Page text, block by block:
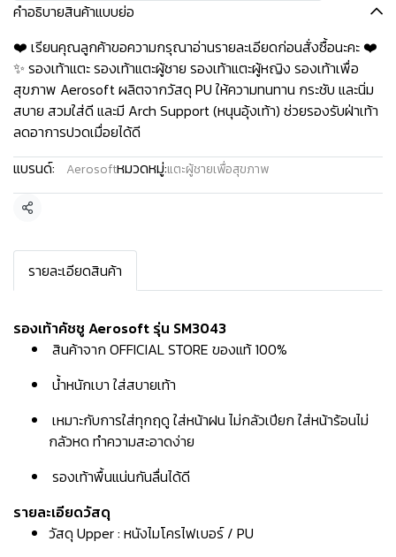
คำอธิบายสินค้าแบบย่อ
❤️ เรียนคุณลูกค้าขอความกรุณาอ่านรายละเอียดก่อนสั่งซื้อนะคะ️️ ️❤️
✨ รองเท้าแตะ รองเท้าแตะผู้ชาย รองเท้าแตะผู้หญิง รองเท้าเพื่อ
สุขภาพ Aerosoft ผลิตจากวัสดุ PU ให้ความทนทาน กระชับ และนิ่ม
สบาย สวมใส่ดี และมี Arch Support (หนุนอุ้งเท้า) ช่วยรองรับฝ่าเท้า
ลดอาการปวดเมื่อยได้ดี
แบรนด์:
Aerosoftหมวดหมู่:แตะผู้ชายเพื่อสุขภาพ
แชร์
รายละเอียดสินค้า
รองเท้าคัชชู Aerosoft รุ่น SM3043
สินค้าจาก OFFICIAL STORE ของแท้ 100%
น้ำหนักเบา ใส่สบายเท้า
เหมาะกับการใส่ทุกฤดู ใส่หน้าฝน ไม่กลัวเปียก ใส่หน้าร้อนไม่
กลัวหด ทำความสะอาดง่าย
รองเท้าพื้นแน่นกันลื่นได้ดี
รายละเอียดวัสดุ
วัสดุ Upper : หนังไมโครไฟเบอร์ / PU